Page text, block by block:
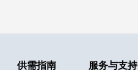
供需指南 服务与支持